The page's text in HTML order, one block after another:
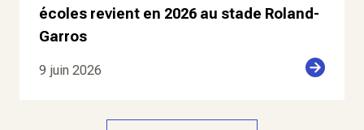
écoles revient en 2026 au stade Roland-
Garros
9 juin 2026